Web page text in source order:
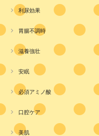
利尿効果
胃腸不調時
滋養強壮
安眠
必須アミノ酸
口腔ケア
美肌